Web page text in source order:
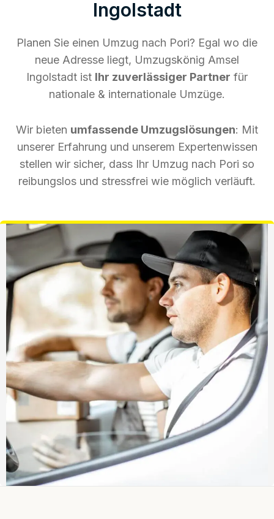
Ingolstadt
Planen Sie einen Umzug nach Pori? Egal wo die
neue Adresse liegt, Umzugskönig Amsel
Ingolstadt ist Ihr zuverlässiger Partner für
nationale & internationale Umzüge.
Wir bieten umfassende Umzugslösungen: Mit
unserer Erfahrung und unserem Expertenwissen
stellen wir sicher, dass Ihr Umzug nach Pori so
reibungslos und stressfrei wie möglich verläuft.